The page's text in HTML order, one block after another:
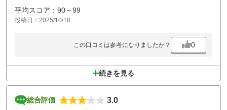
平均スコア：90～99
投稿日：2025/10/18
この口コミは参考になりましたか？ 0
続きを見る
総合評価
3.0